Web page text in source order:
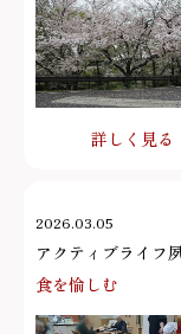
詳しく見る
2026.03.05
アクティブライフ
食を愉しむ